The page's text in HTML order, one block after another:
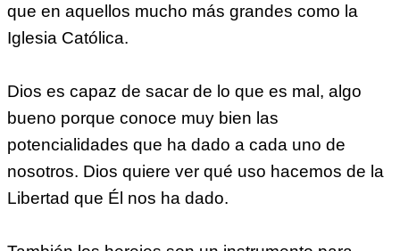
que en aquellos mucho más grandes como la
Iglesia Católica.
Dios es capaz de sacar de lo que es mal, algo
bueno porque conoce muy bien las
potencialidades que ha dado a cada uno de
nosotros. Dios quiere ver qué uso hacemos de la
Libertad que Él nos ha dado.